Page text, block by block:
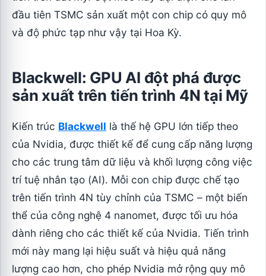
đầu tiên TSMC sản xuất một con chip có quy mô
và độ phức tạp như vậy tại Hoa Kỳ.
Blackwell: GPU AI đột phá được
sản xuất trên tiến trình 4N tại Mỹ
Kiến trúc Blackwell là thế hệ GPU lớn tiếp theo
của Nvidia, được thiết kế để cung cấp năng lượng
cho các trung tâm dữ liệu và khối lượng công việc
trí tuệ nhân tạo (AI). Mỗi con chip được chế tạo
trên tiến trình 4N tùy chỉnh của TSMC – một biến
thể của công nghệ 4 nanomet, được tối ưu hóa
dành riêng cho các thiết kế của Nvidia. Tiến trình
mới này mang lại hiệu suất và hiệu quả năng
lượng cao hơn, cho phép Nvidia mở rộng quy mô